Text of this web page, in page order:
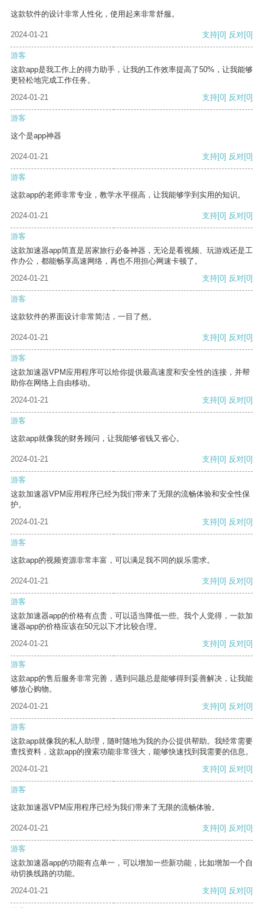
这款软件的设计非常人性化，使用起来非常舒服。
2024-01-21 支持[0] 反对[0]
游客
这款app是我工作上的得力助手，让我的工作效率提高了50%，让我能够
更轻松地完成工作任务。
2024-01-21
支持[0] 反对[0]
游客
这个是app神器
2024-01-21 支持[0] 反对[0]
游客
这款app的老师非常专业，教学水平很高，让我能够学到实用的知识。
2024-01-21 支持[0] 反对[0]
游客
这款加速器app简直是居家旅行必备神器，无论是看视频、玩游戏还是工
作办公，都能畅享高速网络，再也不用担心网速卡顿了。
2024-01-21
支持[0] 反对[0]
游客
这款软件的界面设计非常简洁，一目了然。
2024-01-21 支持[0] 反对[0]
游客
这款加速器VPM应用程序可以给你提供最高速度和安全性的连接，并帮
助你在网络上自由移动。
2024-01-21
支持[0] 反对[0]
游客
这款app就像我的财务顾问，让我能够省钱又省心。
2024-01-21 支持[0] 反对[0]
游客
这款加速器VPM应用程序已经为我们带来了无限的流畅体验和安全性保
护。
2024-01-21
支持[0] 反对[0]
游客
这款app的视频资源非常丰富，可以满足我不同的娱乐需求。
2024-01-21 支持[0] 反对[0]
游客
这款加速器app的价格有点贵，可以适当降低一些。我个人觉得，一款加
速器app的价格应该在50元以下才比较合理。
2024-01-21
支持[0] 反对[0]
游客
这款app的售后服务非常完善，遇到问题总是能够得到妥善解决，让我能
够放心购物。
2024-01-21
支持[0] 反对[0]
游客
这款app就像我的私人助理，随时随地为我的办公提供帮助。我经常需要
查找资料，这款app的搜索功能非常强大，能够快速找到我需要的信息。
2024-01-21
支持[0] 反对[0]
游客
这款加速器VPM应用程序已经为我们带来了无限的流畅体验。
2024-01-21 支持[0] 反对[0]
游客
这款加速器app的功能有点单一，可以增加一些新功能，比如增加一个自
动切换线路的功能。
2024-01-21
支持[0] 反对[0]